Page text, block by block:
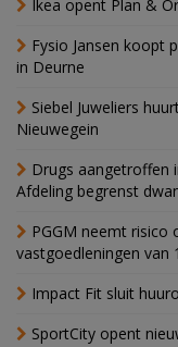
Ikea opent Plan &
Fysio Jansen koopt
in Deurne
Siebel Juweliers
Nieuwegein
Drugs aangetroffen
Afdeling begrenst
PGGM neemt risico
vastgoedleningen van
Impact Fit sluit
SportCity opent